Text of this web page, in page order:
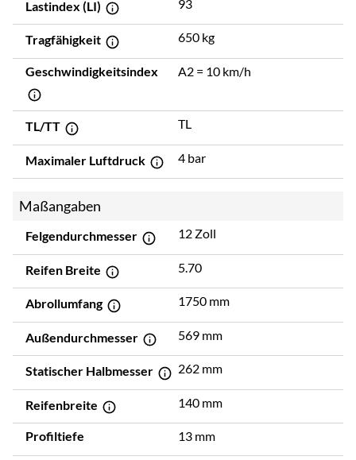
Lastindex (LI) 93
Tragfähigkeit 650 kg
Geschwindigkeitsindex A2 = 10 km/h
TL/TT TL
Maximaler Luftdruck 4 bar
Maßangaben
Felgendurchmesser 12 Zoll
Reifen Breite 5.70
Abrollumfang 1750 mm
Außendurchmesser 569 mm
Statischer Halbmesser 262 mm
Reifenbreite 140 mm
Profiltiefe 13 mm